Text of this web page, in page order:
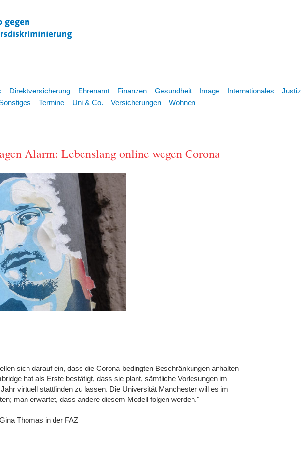
Direktversicherung Ehrenamt Finanzen Gesundheit Image Internationales Justiz
Sonstiges Termine Uni & Co. Versicherungen Wohnen
Alarm: Lebenslang online wegen Corona
sich darauf ein, dass die Corona-bedingten Beschränkungen anhalten
hat als Erste bestätigt, dass sie plant, sämtliche Vorlesungen im
virtuell stattfinden zu lassen. Die Universität Manchester will es im
man erwartet, dass andere diesem Modell folgen werden."
Thomas in der FAZ